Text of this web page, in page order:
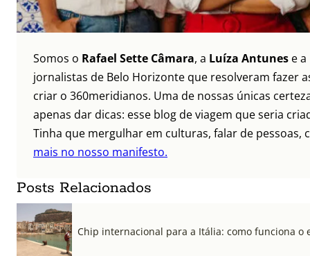
Somos o Rafael Sette Câmara, a Luíza Antunes e a
jornalistas de Belo Horizonte que resolveram fazer
criar o 360meridianos. Uma de nossas únicas
apenas dar dicas: esse blog de viagem que seria
Tinha que mergulhar em culturas, falar de
mais no nosso manifesto.
Posts Relacionados
Chip internacional para a Itália: como funciona o